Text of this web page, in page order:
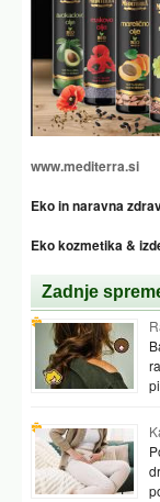
www.mediterra.si
Eko in naravna
Eko kozmetika &
Zadnje